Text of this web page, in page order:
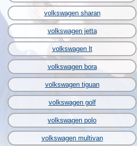
volkswagen sharan
volkswagen jetta
volkswagen lt
volkswagen bora
volkswagen tiguan
volkswagen golf
volkswagen polo
volkswagen multivan